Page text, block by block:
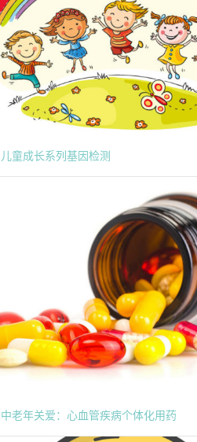
儿童成长系列基因检测
中老年关爱：心血管疾病个体化用药